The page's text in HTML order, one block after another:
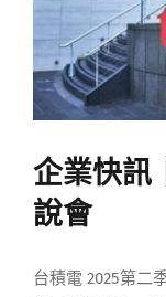
企業快訊
說會
台積電 2025第二